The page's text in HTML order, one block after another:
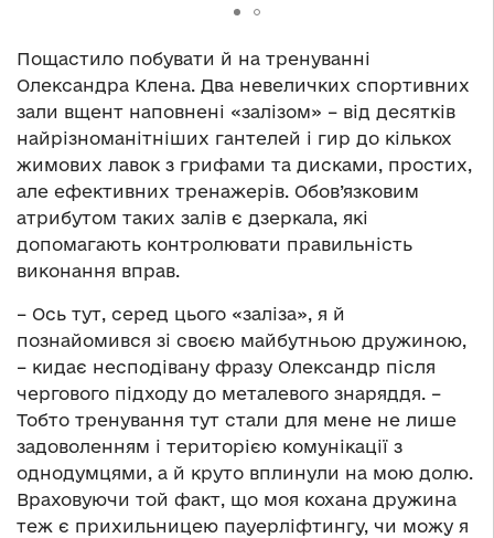
Пощастило побувати й на тренуванні
Олександра Клена. Два невеличких спортивних
зали вщент наповнені «залізом» – від десятків
найрізноманітніших гантелей і гир до кількох
жимових лавок з грифами та дисками, простих,
але ефективних тренажерів. Обов’язковим
атрибутом таких залів є дзеркала, які
допомагають контролювати правильність
виконання вправ.
– Ось тут, серед цього «заліза», я й
познайомився зі своєю майбутньою дружиною,
– кидає несподівану фразу Олександр після
чергового підходу до металевого знаряддя. –
Тобто тренування тут стали для мене не лише
задоволенням і територією комунікації з
однодумцями, а й круто вплинули на мою долю.
Враховуючи той факт, що моя кохана дружина
теж є прихильницею пауерліфтингу, чи можу я